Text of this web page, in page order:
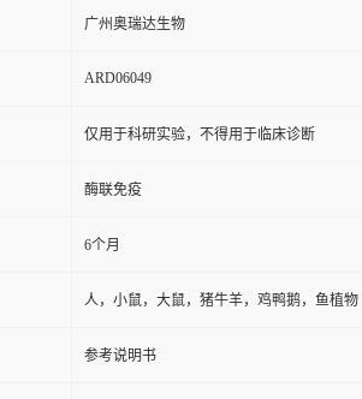
广州奥瑞达生物
ARD06049
仅用于科研实验，不得用于临床诊断
酶联免疫
6个月
人，小鼠，大鼠，猪牛羊，鸡鸭鹅，鱼植物
参考说明书